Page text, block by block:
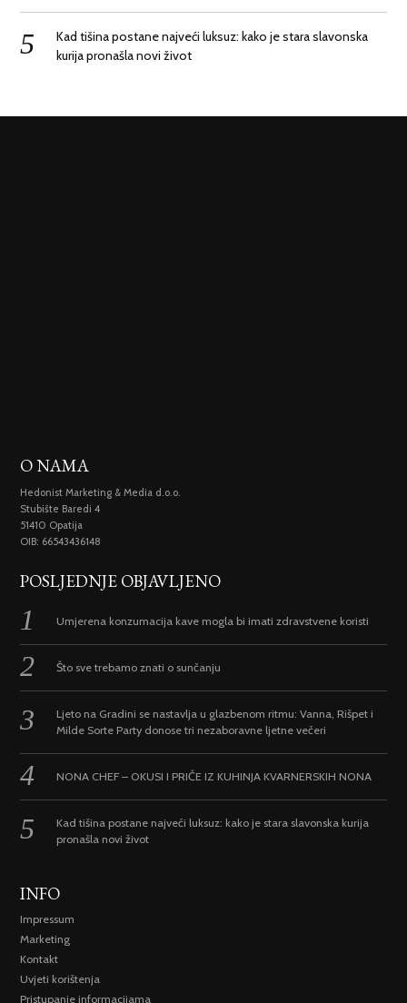
Kad tišina postane najveći luksuz: kako je stara slavonska
kurija pronašla novi život
O NAMA
Hedonist Marketing & Media d.o.o.
Stubište Baredi 4
51410 Opatija
OIB: 66543436148
POSLJEDNJE OBJAVLJENO
Umjerena konzumacija kave mogla bi imati zdravstvene koristi
Što sve trebamo znati o sunčanju
Ljeto na Gradini se nastavlja u glazbenom ritmu: Vanna, Rišpet i
Milde Sorte Party donose tri nezaboravne ljetne večeri
NONA CHEF – OKUSI I PRIČE IZ KUHINJA KVARNERSKIH NONA
Kad tišina postane najveći luksuz: kako je stara slavonska kurija
pronašla novi život
INFO
Impressum
Marketing
Kontakt
Uvjeti korištenja
Pristupanje informacijama